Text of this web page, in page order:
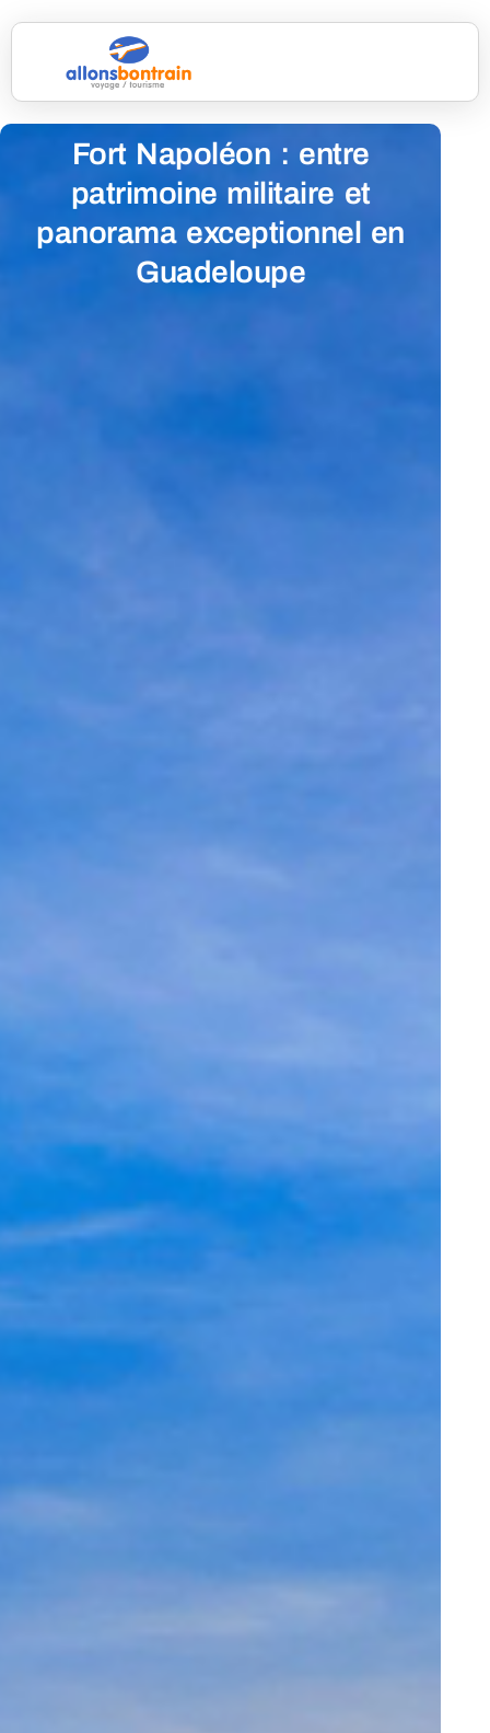
Fort Napoléon : entre
patrimoine militaire et
panorama exceptionnel en
Guadeloupe